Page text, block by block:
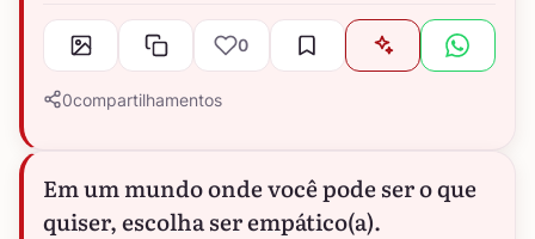
0
0compartilhamentos
Em um mundo onde você pode ser o que
quiser, escolha ser empático(a).